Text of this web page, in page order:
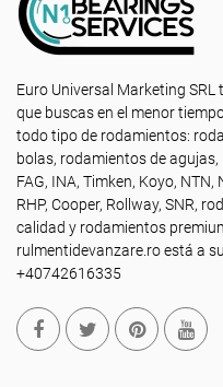
Euro Universal Marketing
que buscas en el menor
todo tipo de rodamientos:
bolas, rodamientos de
FAG, INA, Timken, Koyo, NTN,
RHP, Cooper, Rollway, SNR,
calidad y rodamientos
rulmentidevanzare.ro está a
+40742616335